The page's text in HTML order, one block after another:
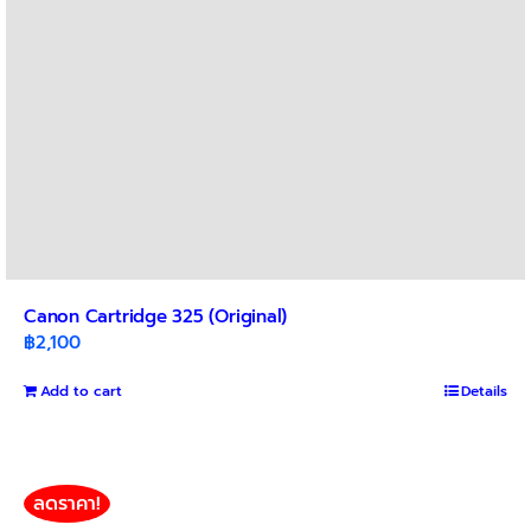
Canon Cartridge 325 (Original)
฿2,100
Add to cart Details
ลดราคา!